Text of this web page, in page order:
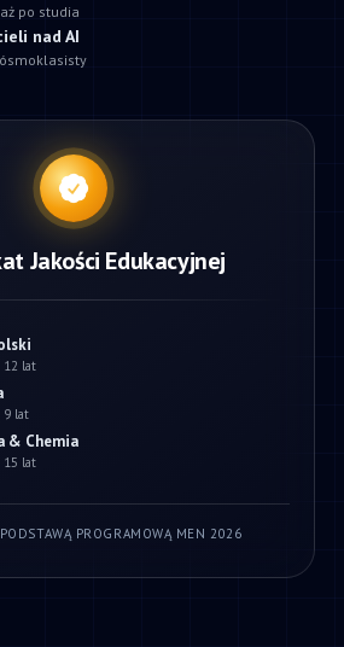
po studia
nad AI
Jakości Edukacyjnej
12 lat
9 lat
& Chemia
15 lat
PROGRAMOWĄ MEN 2026